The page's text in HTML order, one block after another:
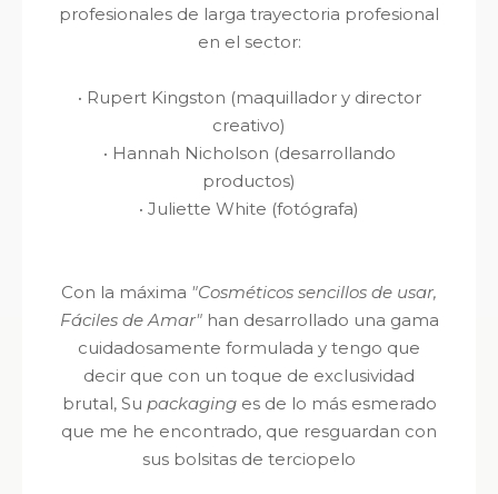
profesionales de larga trayectoria profesional
en el sector:
· Rupert Kingston (maquillador y director
creativo)
· Hannah Nicholson (desarrollando
productos)
· Juliette White (fotógrafa)
Con la máxima "Cosméticos sencillos de usar,
Fáciles de Amar" han desarrollado una gama
cuidadosamente formulada y tengo que
decir que con un toque de exclusividad
brutal, Su packaginges de lo más esmerado
que me he encontrado, que resguardan con
sus bolsitas de terciopelo